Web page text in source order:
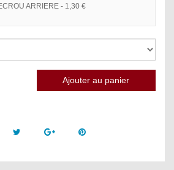
ARRIERE - 1,30 €
Twitter Google +Pinterest